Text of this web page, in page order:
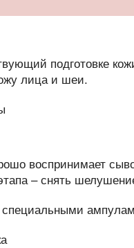
подготовке
лица и шеи.
воспринимает
– снять